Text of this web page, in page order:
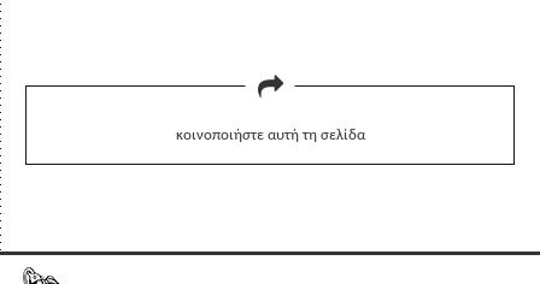
κοινοποιήστε αυτή τη σελίδα